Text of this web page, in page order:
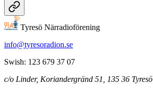
Tyresö Närradioförening
info@tyresoradion.se
Swish: 123 679 37 07
c/o Linder, Koriandergränd 51, 135 36 Tyresö